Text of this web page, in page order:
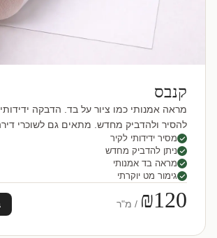
קנבס
מראה אמנותי כמו ציור על בד. הדבקה
להסיר ולהדביק מחדש. מתאים גם לשוכרי
מסיר ידידותי לקיר
ניתן להדביק מחדש
מראה בד אמנותי
גימור מט יוקרתי
₪120 / מ"ר